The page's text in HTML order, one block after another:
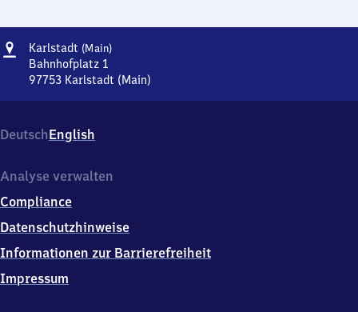
Adresse
Karlstadt (Main)Karlstadt
Bahnhofplatz 1
97753 Karlstadt (Main)
Bahnhofplatz
1,
7
5
3
(Main)
DeutschEnglish
Analyse verwalten
Compliance
Datenschutzhinweise
Informationen zur Barrierefreiheit
Impressum